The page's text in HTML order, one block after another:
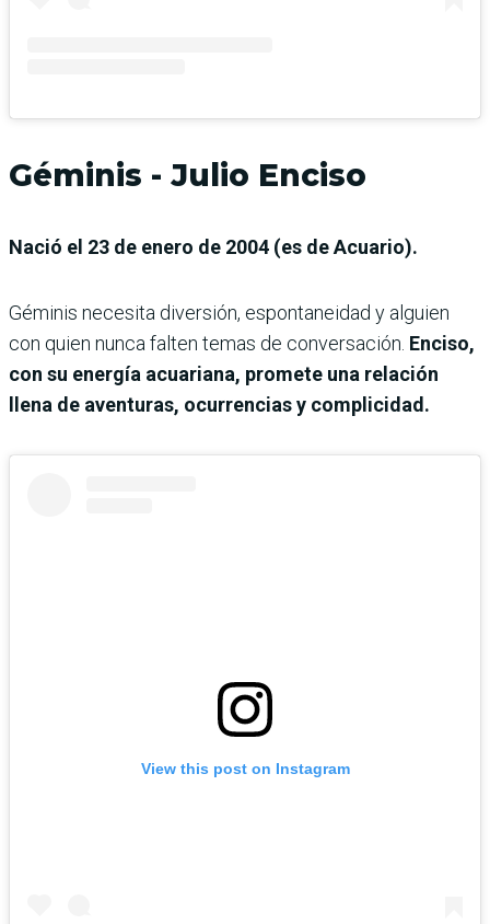
Géminis - Julio Enciso
Nació el 23 de enero de 2004 (es de Acuario).
Géminis necesita diversión, espontaneidad y alguien
con quien nunca falten temas de conversación. Enciso,
con su energía acuariana, promete una relación
llena de aventuras, ocurrencias y complicidad.
View this post on Instagram